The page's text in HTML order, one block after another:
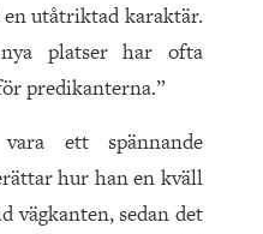
utåtriktad karaktär.
platser har ofta
predikanterna.”
ett spännande
hur han en kväll
vägkanten, sedan det